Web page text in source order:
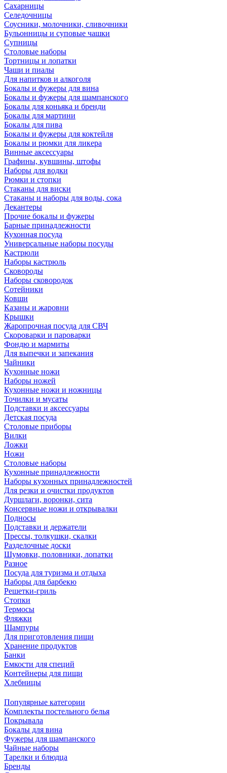
Сахарницы
Селедочницы
Соусники, молочники, сливочники
Бульонницы и суповые чашки
Супницы
Столовые наборы
Тортницы и лопатки
Чаши и пиалы
Для напитков и алкоголя
Бокалы и фужеры для вина
Бокалы и фужеры для шампанского
Бокалы для коньяка и бренди
Бокалы для мартини
Бокалы для пива
Бокалы и фужеры для коктейля
Бокалы и рюмки для ликера
Винные аксессуары
Графины, кувшины, штофы
Наборы для водки
Рюмки и стопки
Стаканы для виски
Стаканы и наборы для воды, сока
Декантеры
Прочие бокалы и фужеры
Барные принадлежности
Кухонная посуда
Универсальные наборы посуды
Кастрюли
Наборы кастрюль
Сковороды
Наборы сковородок
Сотейники
Ковши
Казаны и жаровни
Крышки
Жаропрочная посуда для СВЧ
Скороварки и пароварки
Фондю и мармиты
Для выпечки и запекания
Чайники
Кухонные ножи
Наборы ножей
Кухонные ножи и ножницы
Точилки и мусаты
Подставки и аксессуары
Детская посуда
Столовые приборы
Вилки
Ложки
Ножи
Столовые наборы
Кухонные принадлежности
Наборы кухонных принадлежностей
Для резки и очистки продуктов
Дуршлаги, воронки, сита
Консервные ножи и открывалки
Подносы
Подставки и держатели
Прессы, толкушки, скалки
Разделочные доски
Шумовки, половники, лопатки
Разное
Посуда для туризма и отдыха
Наборы для барбекю
Решетки-гриль
Стопки
Термосы
Фляжки
Шампуры
Для приготовления пищи
Хранение продуктов
Банки
Емкости для специй
Контейнеры для пищи
Хлебницы
Популярные категории
Комплекты постельного белья
Покрывала
Бокалы для вина
Фужеры для шампанского
Чайные наборы
Тарелки и блюдца
Бренды